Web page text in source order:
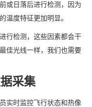
或日落后进行检测，因为
温度特征更加明显。
行检测，这些因素都会干
佳光线一样，我们也需要
采集
实时监控飞行状态和热像